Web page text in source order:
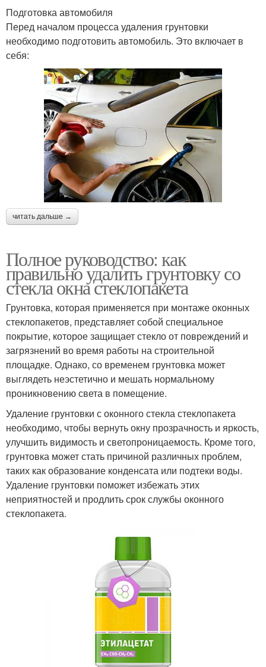
Подготовка автомобиля
Перед началом процесса удаления грунтовки
необходимо подготовить автомобиль. Это включает в
себя:
читать дальше →
Полное руководство: как
правильно удалить грунтовку со
стекла окна стеклопакета
Грунтовка, которая применяется при монтаже оконных
стеклопакетов, представляет собой специальное
покрытие, которое защищает стекло от повреждений и
загрязнений во время работы на строительной
площадке. Однако, со временем грунтовка может
выглядеть неэстетично и мешать нормальному
проникновению света в помещение.
Удаление грунтовки с оконного стекла стеклопакета
необходимо, чтобы вернуть окну прозрачность и яркость,
улучшить видимость и светопроницаемость. Кроме того,
грунтовка может стать причиной различных проблем,
таких как образование конденсата или подтеки воды.
Удаление грунтовки поможет избежать этих
неприятностей и продлить срок службы оконного
стеклопакета.